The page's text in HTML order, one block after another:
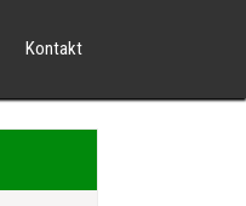
Kontakt